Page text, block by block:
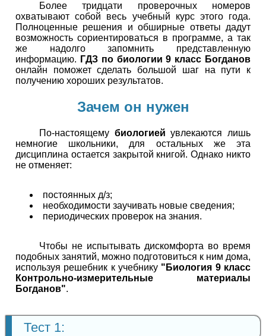
Более тридцати проверочных номеров
охватывают собой весь учебный курс этого года.
Полноценные решения и обширные ответы дадут
возможность сориентироваться в программе, а так
же надолго запомнить представленную
информацию. ГДЗ по биологии 9 класс Богданов
онлайн поможет сделать большой шаг на пути к
получению хороших результатов.
Зачем он нужен
По-настоящему биологией увлекаются лишь
немногие школьники, для остальных же эта
дисциплина остается закрытой книгой. Однако никто
не отменяет:
постоянных д/з;
необходимости заучивать новые сведения;
периодических проверок на знания.
Чтобы не испытывать дискомфорта во время
подобных занятий, можно подготовиться к ним дома,
используя решебник к учебнику "Биология 9 класс
Контрольно-измерительные материалы
Богданов".
Тест 1: